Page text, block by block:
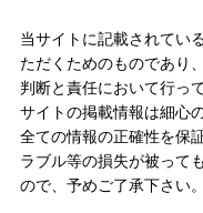
当サイトに記載されてい
ただくためのものであり
判断と責任において行っ
サイトの掲載情報は細心
全ての情報の正確性を保
ラブル等の損失が被って
ので、予めご了承下さい。